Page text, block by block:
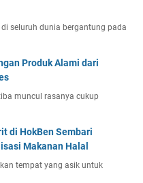
seluruh dunia bergantung pada
Produk Alami dari
muncul rasanya cukup
di HokBen Sembari
Makanan Halal
tempat yang asik untuk